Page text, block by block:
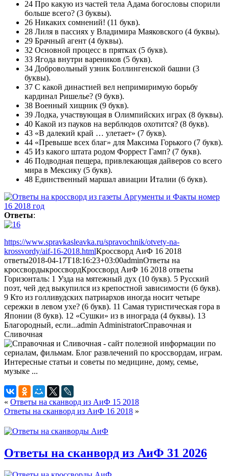
24 Про какую из частей тела Адама богословы спорили
больше всего? (3 буквы).
26 Никаких сомнений! (11 букв).
28 Лиля в пассиях у Владимира Маяковского (4 буквы).
29 Брачный агент (4 буквы).
32 Основной процесс в прятках (5 букв).
33 Ягода внутри вареников (5 букв).
34 Добровольный узник Боллингенской башни (3
буквы).
37 С какой династией вел непримиримую борьбу
кардинал Ришелье? (9 букв).
38 Военный хищник (9 букв).
39 Лодка, участвующая в Олимпийских играх (8 буквы).
40 Какой из пауков на верблюдов охотится? (8 букв).
43 «В далекий край … улетает» (7 букв).
44 «Превыше всех благ» для Максима Горького (7 букв).
45 Из какого штата родом Форрест Гамп? (7 букв).
46 Подводная пещера, привлекающая дайверов со всего
мира в Мексику (5 букв).
48 Единственный маршал авиации Италии (6 букв).
Ответы:
https://www.spravkasleavka.ru/spravochnik/otvety-na-
krossvordy/aif-16-2018.htmlКроссворд АиФ 16 2018
ответы2018-04-17T18:16:23+03:00adminОтветы на
кроссвордыкроссвордКроссворд АиФ 16 2018 ответы
Горизонталь: 1 Узда на мятежный дух (10 букв). 5 Русский
поэт, чей дед выкупился из крепостной зависимости (6 букв).
9 Кто из голливудских патриархов иногда носит четыре
сережки в левом ухе? (6 букв). 11 Самая туристическая гора в
Японии (8 букв). 12 «Сушки» из в инограда (4 буквы). 13
Благородный, если...admin AdministratorСправочная и
Сливочная
« Ответы на сканворд из АиФ 15 2018
Ответы на сканворд из АиФ 16 2018 »
Ответы на сканворд из АиФ 31 2026